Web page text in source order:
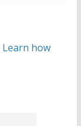
Learn how